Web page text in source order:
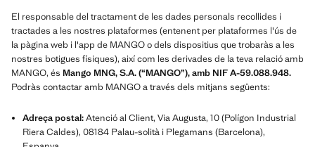
El responsable del tractament de les dades personals recollides i
tractades a les nostres plataformes (entenent per plataformes l'ús de
la pàgina web i l'app de MANGO o dels dispositius que trobaràs a les
nostres botigues físiques), així com les derivades de la teva relació amb
MANGO, és Mango MNG, S.A. (“MANGO”), amb NIF A-59.088.948.
Podràs contactar amb MANGO a través dels mitjans següents:
Adreça postal:Atenció al Client, Via Augusta, 10 (Polígon Industrial
Riera Caldes), 08184 Palau-solità i Plegamans (Barcelona),